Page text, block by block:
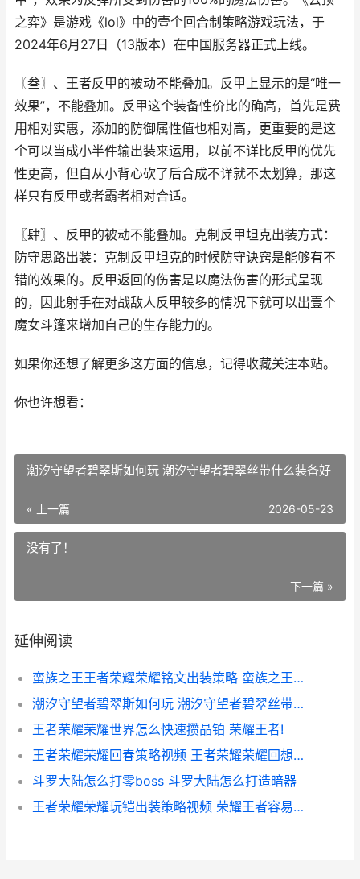
之弈》是游戏《lol》中的壹个回合制策略游戏玩法，于
2024年6月27日（13版本）在中国服务器正式上线。
〖叁〗、王者反甲的被动不能叠加。反甲上显示的是“唯一
效果”，不能叠加。反甲这个装备性价比的确高，首先是费
用相对实惠，添加的防御属性值也相对高，更重要的是这
个可以当成小半件输出装来运用，以前不详比反甲的优先
性更高，但自从小背心砍了后合成不详就不太划算，那这
样只有反甲或者霸者相对合适。
〖肆〗、反甲的被动不能叠加。克制反甲坦克出装方式：
防守思路出装：克制反甲坦克的时候防守诀窍是能够有不
错的效果的。反甲返回的伤害是以魔法伤害的形式呈现
的，因此射手在对战敌人反甲较多的情况下就可以出壹个
魔女斗篷来增加自己的生存能力的。
如果你还想了解更多这方面的信息，记得收藏关注本站。
你也许想看：
潮汐守望者碧翠斯如何玩 潮汐守望者碧翠丝带什么装备好
« 上一篇 2026-05-23
没有了！
下一篇 »
延伸阅读
蛮族之王王者荣耀荣耀铭文出装策略 蛮族之王是什么英雄
潮汐守望者碧翠斯如何玩 潮汐守望者碧翠丝带什么装备好
王者荣耀荣耀世界怎么快速攒晶铂 荣耀王者!
王者荣耀荣耀回春策略视频 王者荣耀荣耀回想活动在哪里进
斗罗大陆怎么打零boss 斗罗大陆怎么打造暗器
王者荣耀荣耀玩铠出装策略视频 荣耀王者容易上吗